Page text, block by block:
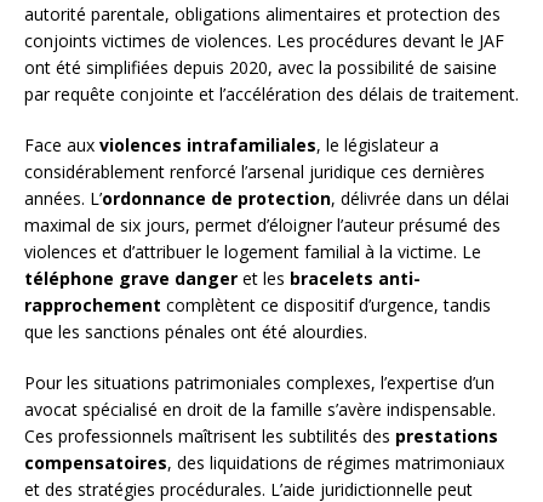
autorité parentale, obligations alimentaires et protection des
conjoints victimes de violences. Les procédures devant le JAF
ont été simplifiées depuis 2020, avec la possibilité de saisine
par requête conjointe et l’accélération des délais de traitement.
Face aux violences intrafamiliales, le législateur a
considérablement renforcé l’arsenal juridique ces dernières
années. L’ordonnance de protection, délivrée dans un délai
maximal de six jours, permet d’éloigner l’auteur présumé des
violences et d’attribuer le logement familial à la victime. Le
téléphone grave danger et les bracelets anti-
rapprochement complètent ce dispositif d’urgence, tandis
que les sanctions pénales ont été alourdies.
Pour les situations patrimoniales complexes, l’expertise d’un
avocat spécialisé en droit de la famille s’avère indispensable.
Ces professionnels maîtrisent les subtilités des prestations
compensatoires, des liquidations de régimes matrimoniaux
et des stratégies procédurales. L’aide juridictionnelle peut